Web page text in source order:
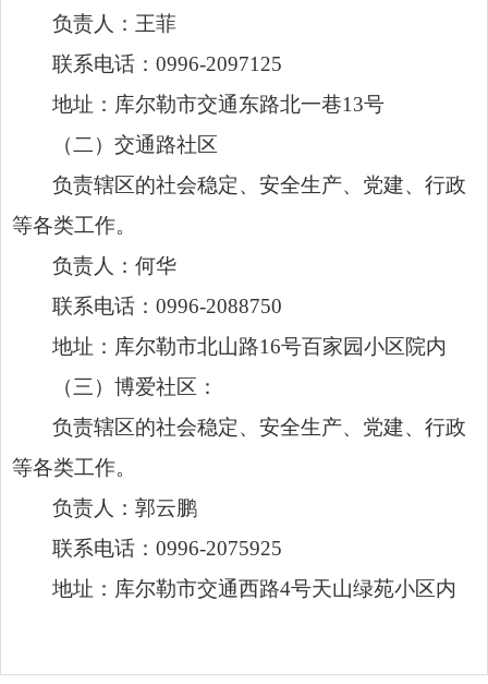
负责人：王菲
联系电话：0996-2097125
地址：库尔勒市交通东路北一巷13号
（二）交通路社区
负责辖区的社会稳定、安全生产、党建、行政
等各类工作。
负责人：何华
联系电话：0996-2088750
地址：库尔勒市北山路16号百家园小区院内
（三）博爱社区：
负责辖区的社会稳定、安全生产、党建、行政
等各类工作。
负责人：郭云鹏
联系电话：0996-2075925
地址：库尔勒市交通西路4号天山绿苑小区内